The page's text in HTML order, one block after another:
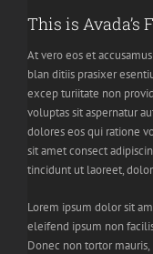
This is Avada’s
At vero eos et
blan ditiis prasixer
excep turiitate non
voluptas sit aspernatur
dolores eos qui ratione
sit amet consect
tincidunt ut laoreet,
Lorem ipsum dolor sit
eleifend ipsum non
Donec non tortor